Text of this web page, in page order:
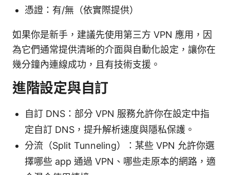
憑證：有/無（依實際提供）
如果你是新手，建議先使用第三方 VPN 應用，因
為它們通常提供清晰的介面與自動化設定，讓你在
幾分鐘內連線成功，且有技術支援。
進階設定與自訂
自訂 DNS：部分 VPN 服務允許你在設定中指
定自訂 DNS，提升解析速度與隱私保護。
分流（Split Tunneling）：某些 VPN 允許你選
擇哪些 app 通過 VPN、哪些走原本的網路，適